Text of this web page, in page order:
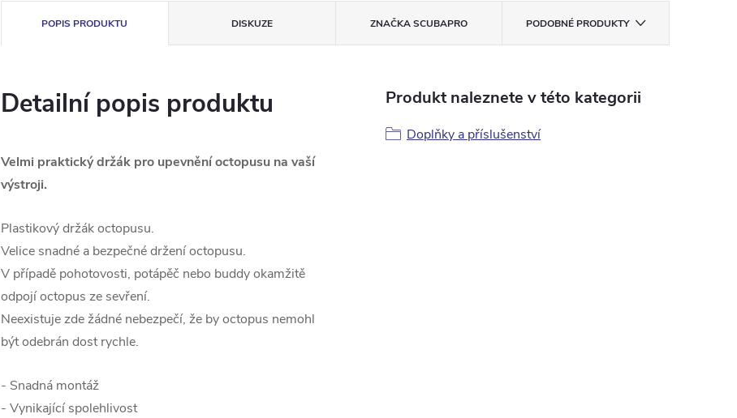
POPIS PRODUKTU DISKUZE ZNAČKASCUBAPRO PODOBNÉ PRODUKTY
Detailní popis produktu
Velmi praktický držák pro upevnění octopusu na vaší
výstroji.
Plastikový držák octopusu.
Velice snadné a bezpečné držení octopusu.
V případě pohotovosti, potápěč nebo buddy okamžitě
odpojí octopus ze sevření.
Neexistuje zde žádné nebezpečí, že by octopus nemohl
být odebrán dost rychle.
- Snadná montáž
- Vynikající spolehlivost
Produkt naleznete v této kategorii
Doplňky a příslušenství